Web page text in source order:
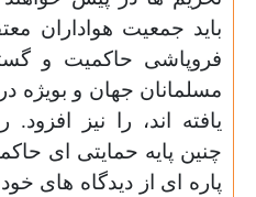
باید جمعیت هواداران
فروپاشی حاکمیت و
مسلمانان جهان و بویژه
یافته اند، را نیز
چنین پایه حمایتی ای
پاره ای از دیدگاه های